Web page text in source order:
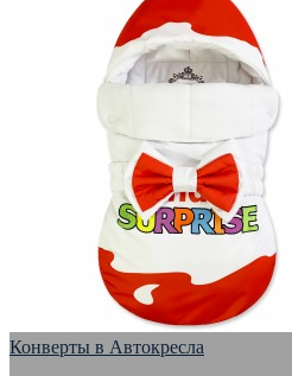
Конверты в Автокресла